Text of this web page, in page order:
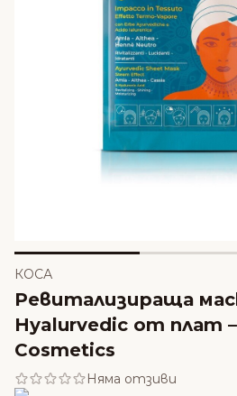
КОСА
Ревитализираща
Hyalurvedic от плат –
Cosmetics
Няма отзиви